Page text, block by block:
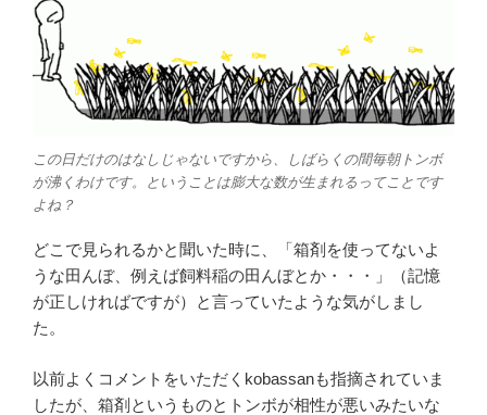
この日だけのはなしじゃないですから、しばらくの間毎朝トンボ
が沸くわけです。ということは膨大な数が生まれるってことです
よね？
どこで見られるかと聞いた時に、「箱剤を使ってないよ
うな田んぼ、例えば飼料稲の田んぼとか・・・」（記憶
が正しければですが）と言っていたような気がしまし
た。
以前よくコメントをいただくkobassanも指摘されていま
したが、箱剤というものとトンボが相性が悪いみたいな